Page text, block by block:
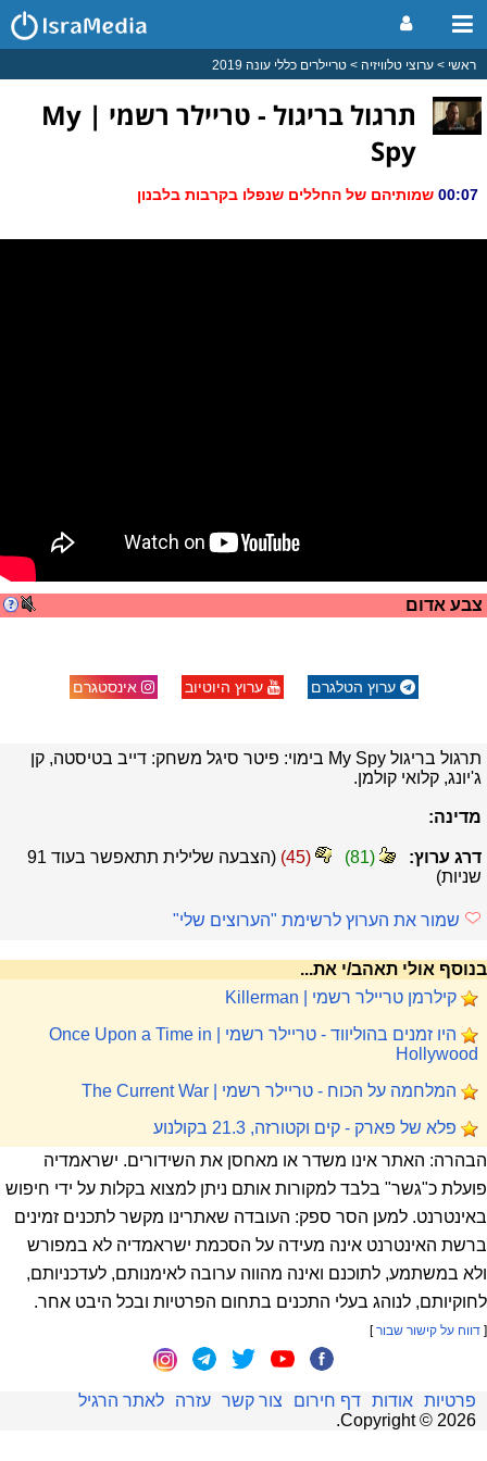
ראשי ערוצי טלוויזיה טריילרים כללי עונה 2019
תרגול בריגול - טריילר רשמי | My
Spy
צבע אדום
ערוץ הטלגרם ערוץ היוטיוב אינסטגרם
תרגול בריגול My Spy בימוי: פיטר סיגל משחק: דייב בטיסטה, קן
ג'יונג, קלואי קולמן.
מדינה:
דרג ערוץ: (
81
)
(
45
) (הצבעה שלילית תתאפשר בעוד 91
שניות)
שמור את הערוץ לרשימת "הערוצים שלי"
בנוסף אולי תאהב/י את...
קילרמן טריילר רשמי | Killerman
היו זמנים בהוליווד - טריילר רשמי | Once Upon a Time in
Hollywood
המלחמה על הכוח - טריילר רשמי | The Current War
פלא של פארק - קים וקטורזה, 21.3 בקולנוע
הבהרה: האתר אינו משדר או מאחסן את השידורים. ישראמדיה
פועלת כ"גשר" בלבד למקורות אותם ניתן למצוא בקלות על ידי חיפוש
באינטרנט. למען הסר ספק: העובדה שאתרינו מקשר לתכנים זמינים
ברשת האינטרנט אינה מעידה על הסכמת ישראמדיה לא במפורש
ולא במשתמע, לתוכנם ואינה מהווה ערובה לאימנותם, לעדכניותם,
לחוקיותם, לנוהג בעלי התכנים בתחום הפרטיות ובכל היבט אחר.
[ דווח על קישור שבור]
פרטיות אודות דף חירום צור קשר עזרה
לאתר הרגיל
Copyright © 2026
.